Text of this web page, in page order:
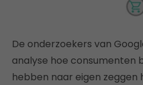
De onderzoekers van
analyse hoe consumenten
hebben naar eigen zeggen